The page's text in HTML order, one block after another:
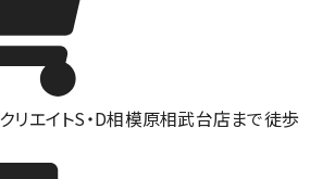
クリエイトS・D相模原相武台店まで徒歩